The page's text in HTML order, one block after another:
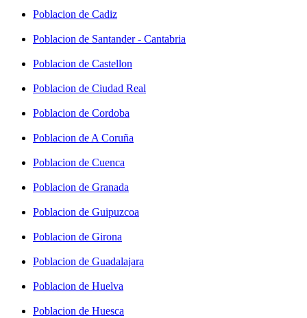
Poblacion de Cadiz
Poblacion de Santander - Cantabria
Poblacion de Castellon
Poblacion de Ciudad Real
Poblacion de Cordoba
Poblacion de A Coruña
Poblacion de Cuenca
Poblacion de Granada
Poblacion de Guipuzcoa
Poblacion de Girona
Poblacion de Guadalajara
Poblacion de Huelva
Poblacion de Huesca